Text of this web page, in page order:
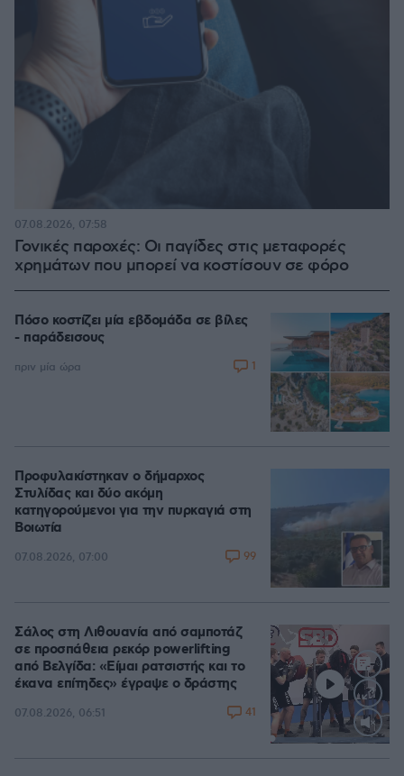
Γονικές παροχές: Οι παγίδες στις μεταφορές
χρημάτων που μπορεί να κοστίσουν σε φόρο
07.08.2026, 07:58
Πόσο κοστίζει μία εβδομάδα σε βίλες
- παράδεισους
πριν μία ώρα 1
Προφυλακίστηκαν ο δήμαρχος
Στυλίδας και δύο ακόμη
κατηγορούμενοι για την πυρκαγιά στη
Βοιωτία
07.08.2026, 07:00 99
Loaded
Σάλος στη Λιθουανία από σαμποτάζ
σε προσπάθεια ρεκόρ powerlifting
από Βελγίδα: «Είμαι ρατσιστής και το
έκανα επίτηδες» έγραψε ο δράστης
07.08.2026, 06:51 41